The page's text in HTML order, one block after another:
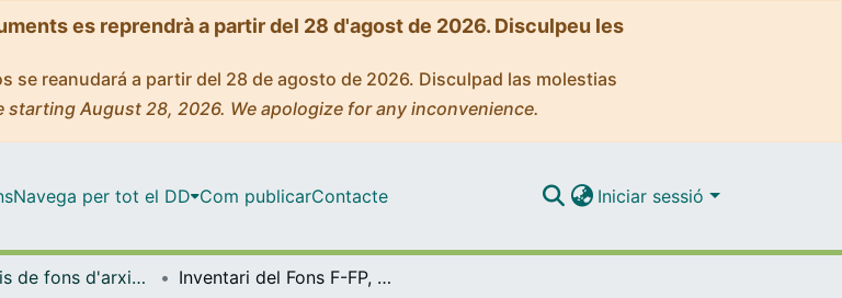
es reprendrà a partir del 28 d'agost de 2026. Disculpeu les
se reanudará a partir del 28 de agosto de 2026. Disculpad las molestias
August 28, 2026. We apologize for any inconvenience.
Navega per tot el DD Com publicarContacte Iniciar sessió
Inventaris de fons d'arxiu i de col·leccions especials (CRAI-UB) Inventari del Fons F-FP, Subsèrie Montserrat Minobis, del CRAI Biblioteca del Pavelló de la República de la Universitat de Barcelona